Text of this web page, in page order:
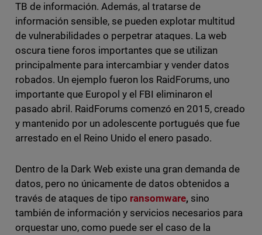
TB de información. Además, al tratarse de
información sensible, se pueden explotar multitud
de vulnerabilidades o perpetrar ataques. La web
oscura tiene foros importantes que se utilizan
principalmente para intercambiar y vender datos
robados. Un ejemplo fueron los RaidForums, uno
importante que Europol y el FBI eliminaron el
pasado abril. RaidForums comenzó en 2015, creado
y mantenido por un adolescente portugués que fue
arrestado en el Reino Unido el enero pasado.
Dentro de la Dark Web existe una gran demanda de
datos, pero no únicamente de datos obtenidos a
través de ataques de tipo ransomware, sino
también de información y servicios necesarios para
orquestar uno, como puede ser el caso de la